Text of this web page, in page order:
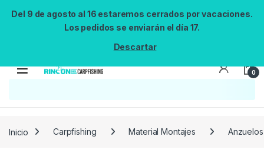
Del 9 de agosto al 16 estaremos cerrados por vacaciones.
Los pedidos se enviarán el día 17.
Descartar
0
Inicio Carpfishing Material Montajes Anzuelos